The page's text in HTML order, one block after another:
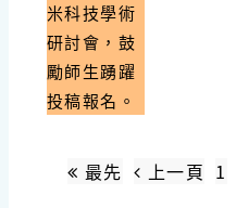
米科技學術
研討會，鼓
勵師生踴躍
投稿報名。
最先 上一頁 1